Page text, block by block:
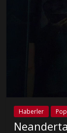
Haberler